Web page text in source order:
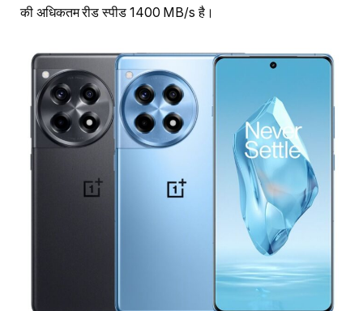
की अधिकतम रीड स्पीड 1400 MB/s है।